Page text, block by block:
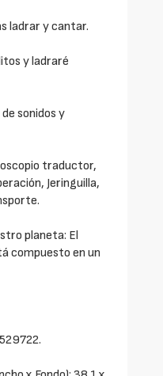
ladrar y cantar.
y ladraré
sonidos y
traductor,
Jeringuilla,
planeta: El
compuesto en un